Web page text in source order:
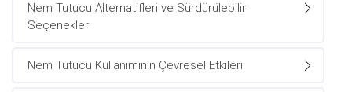
Nem Tutucu Alternatifleri ve Sürdürülebilir
Seçenekler
Nem Tutucu Kullanımının Çevresel Etkileri